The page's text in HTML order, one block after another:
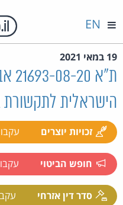
EN
19 במאי 2021
הישראלית
זכויות יוצרים עקבו
חופש הביטוי עקבו
סדר דין אזרחי